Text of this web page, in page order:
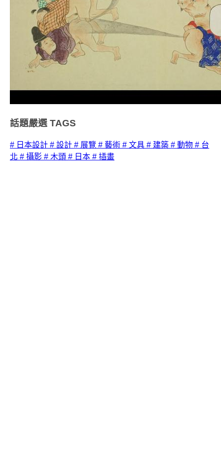
話題嚴選 TAGS
# 日本設計 # 設計 # 展覽 # 藝術 # 文具 # 建築 # 動物 # 台
北 # 攝影 # 木頭 # 日本 # 插畫